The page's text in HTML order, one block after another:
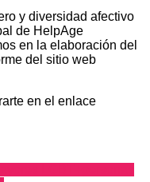
y diversidad afectivo
de HelpAge
en la elaboración del
del sitio web
en el enlace